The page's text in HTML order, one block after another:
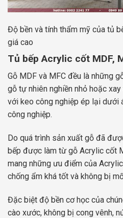
Độ bền và tính thẩm mỹ của tủ
giá cao
Tủ bếp Acrylic cốt MDF,
Gỗ MDF và MFC đều là những
gỗ tự nhiên nghiền nhỏ hoặc
với keo công nghiệp ép lại dưới
công nghiệp.
Do quá trình sản xuất gỗ đã
bếp được làm từ gỗ Acrylic cốt
mang những ưu điểm của
chống ẩm khá tốt và không bị
Đặc biệt độ bền cơ học của
cào xước, không bị cong vênh,